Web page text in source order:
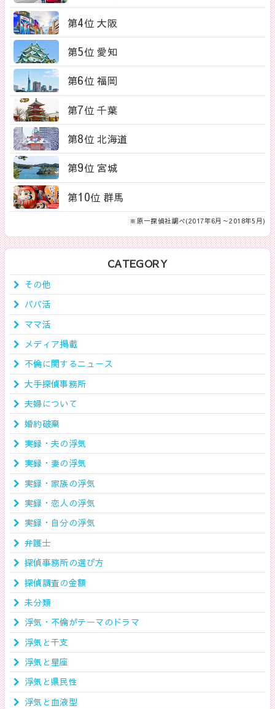
第4位 大阪
第5位 愛知
第6位 福岡
第7位 千葉
第8位 北海道
第9位 宮城
第10位 群馬
※原一探偵社調べ(2017年6月～2018年5月)
CATEGORY
その他
パパ活
ママ活
メディア掲載
不倫に関するニュース
大手探偵事務所
夫婦について
婚約破棄
実録・夫の浮気
実録・妻の浮気
実録・家族の浮気
実録・恋人の浮気
実録・自分の浮気
弁護士
探偵事務所の選び方
探偵調査の金額
未分類
浮気・不倫がテーマのドラマ
浮気と干支
浮気と星座
浮気と県民性
浮気と血液型